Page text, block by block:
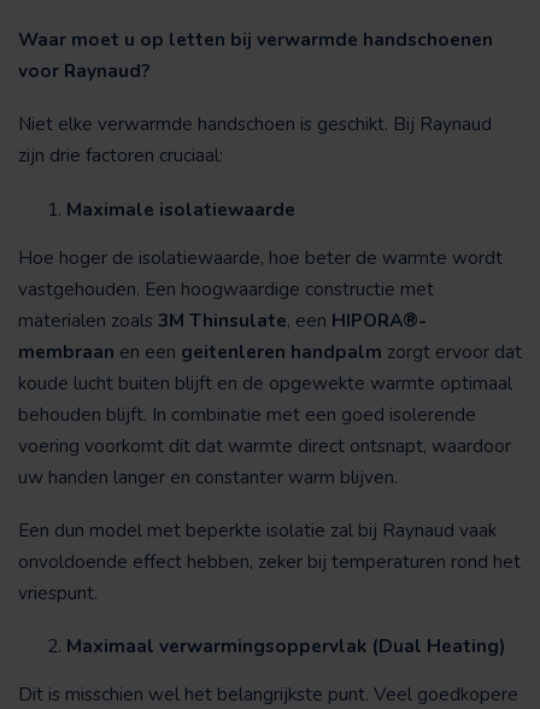
Waar moet u op letten bij verwarmde handschoenen
voor Raynaud?
Niet elke verwarmde handschoen is geschikt. Bij Raynaud
zijn drie factoren cruciaal:
Maximale isolatiewaarde
Hoe hoger de isolatiewaarde, hoe beter de warmte wordt
vastgehouden. Een hoogwaardige constructie met
materialen zoals 3M Thinsulate, een HIPORA®-
membraan en een geitenleren handpalm zorgt ervoor dat
koude lucht buiten blijft en de opgewekte warmte optimaal
behouden blijft. In combinatie met een goed isolerende
voering voorkomt dit dat warmte direct ontsnapt, waardoor
uw handen langer en constanter warm blijven.
Een dun model met beperkte isolatie zal bij Raynaud vaak
onvoldoende effect hebben, zeker bij temperaturen rond het
vriespunt.
Maximaal verwarmingsoppervlak (Dual Heating)
Dit is misschien wel het belangrijkste punt. Veel goedkopere